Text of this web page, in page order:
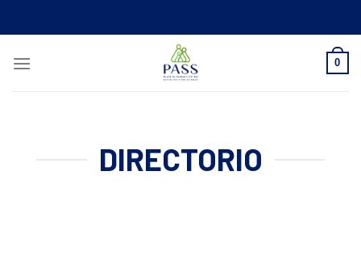
0
DIRECTORIO